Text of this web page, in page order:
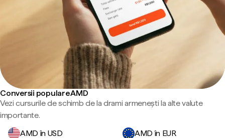
Conversii populare AMD
Vezi cursurile de schimb de la drami armenești la alte valute
importante.
AMD în USD
AMD în EUR